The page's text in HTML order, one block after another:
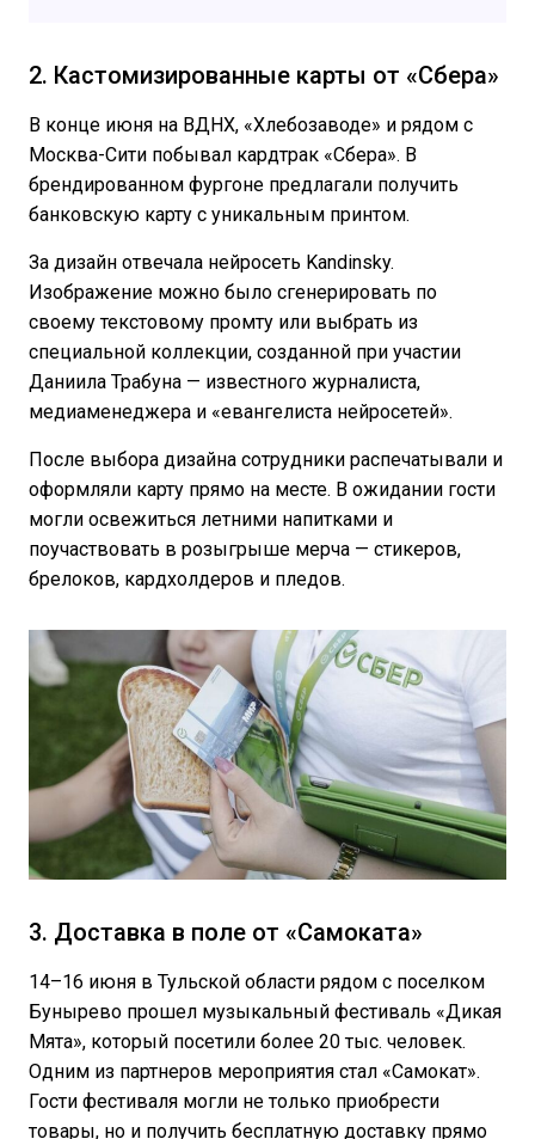
2. Кастомизированные карты от «Сбера»
В конце июня на ВДНХ, «Хлебозаводе» и рядом с
Москва-Сити побывал кардтрак «Сбера». В
брендированном фургоне предлагали получить
банковскую карту с уникальным принтом.
За дизайн отвечала нейросеть Kandinsky.
Изображение можно было сгенерировать по
своему текстовому промту или выбрать из
специальной коллекции, созданной при участии
Даниила Трабуна — известного журналиста,
медиаменеджера и «евангелиста нейросетей».
После выбора дизайна сотрудники распечатывали и
оформляли карту прямо на месте. В ожидании гости
могли освежиться летними напитками и
поучаствовать в розыгрыше мерча — стикеров,
брелоков, кардхолдеров и пледов.
3. Доставка в поле от «Самоката»
14–16 июня в Тульской области рядом с поселком
Бунырево прошел музыкальный фестиваль «Дикая
Мята», который посетили более 20 тыс. человек.
Одним из партнеров мероприятия стал «Самокат».
Гости фестиваля могли не только приобрести
товары, но и получить бесплатную доставку прямо